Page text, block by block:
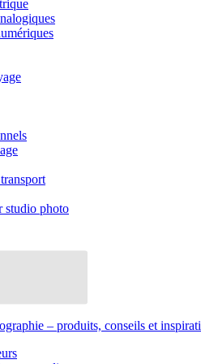
studio photo
– produits, conseils et